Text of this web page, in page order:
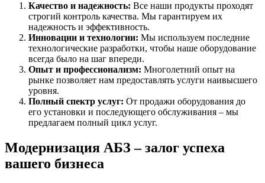
Качество и надежность: Все наши продукты проходят
строгий контроль качества. Мы гарантируем их
надежность и эффективность.
Инновации и технологии: Мы используем последние
технологические разработки, чтобы наше оборудование
всегда было на шаг впереди.
Опыт и профессионализм: Многолетний опыт на
рынке позволяет нам предоставлять услуги наивысшего
уровня.
Полный спектр услуг: От продажи оборудования до
его установки и последующего обслуживания – мы
предлагаем полный цикл услуг.
Модернизация АБЗ – залог успеха
вашего бизнеса